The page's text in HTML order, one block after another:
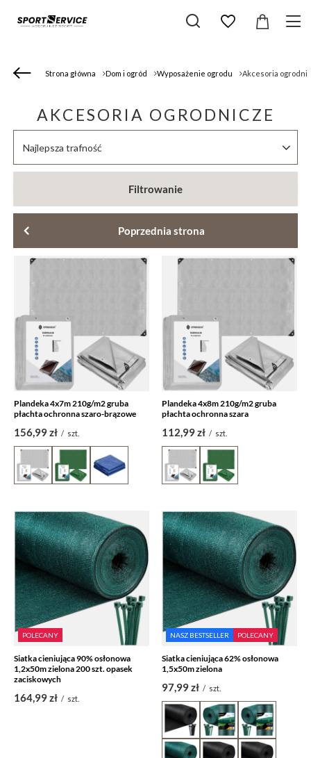
Strona główna Dom i ogród Wyposażenie ogrodu Akcesoria
AKCESORIA OGRODNICZE
Zmień sortowanie
Najlepsza trafność
Filtrowanie
Poprzednia strona
Plandeka 4x7m 210g/m2 gruba
płachta ochronna szaro-brązowe
156,99 zł / szt.
Plandeka 4x8m 210g/m2 gruba
płachta ochronna szara
112,99 zł / szt.
POLECANY
Siatka cieniująca 90% osłonowa
1,2x50m zielona 200 szt. opasek
zaciskowych
164,99 zł / szt.
NASZ BESTSELLER POLECANY
Siatka cieniująca 62% osłonowa
1,5x50m zielona
97,99 zł / szt.